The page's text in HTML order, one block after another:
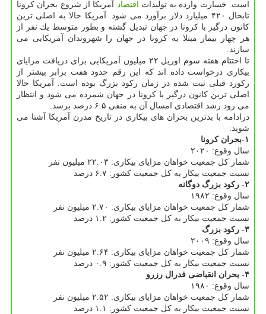
است. خسارت وارده به تولیدات
اقتصاد آمریكا از شروع بحران كرونا
تابحال ۴۲۰ میلیارد دلار برآورد می شود. آمریكا حالا به اصلی ترین
كانون درگیر با كرونا در جهان تبدیل گشته و بطور متوسط یك نفر از
هر چهار بیمار مبتلا به كرونا در جهان را شهروندان آمریكایی می
سازند.
تا اختتام هفته سوم اوریل ۲۲ میلیون آمریكایی برای دریافت مزایای
بیكاری درخواست داده اند كه این رقم حدود هفت برابر بیشتر از
ركورد قبلی ثبت شده در زمان ركود بزرگ بوده است. آمریكا حالا
اصلی ترین كانون درگیر با كرونا در جهان شمرده می شود و انتظار
می رود رشد اقتصادی امسال آن به منفی ۶.۵ درصد برسد.
درادامه با بدترین بحران های بیكاری در تاریخ مدرن آمریكا آشنا می
شوید:
۱-بحران كرونا
سال وقوع: ۲۰۲۰
شمار كل جمعیت خواهان مزایای بیكاری: ۲۲.۰۳ میلیون نفر
نسبت جمعیت بیكار به كل جمعیت كشور: ۶.۷ درصد
۲- ركود بزرگ دوگانه
سال وقوع: ۱۹۸۲
شمار كل جمعیت خواهان مزایای بیكاری: ۲.۷۰ میلیون نفر
نسبت جمعیت بیكار به كل جمعیت كشور: ۱.۲ درصد
۳- ركود بزرگ
سال وقوع: ۲۰۰۹
شمار كل جمعیت خواهان مزایای بیكاری: ۲.۶۴ میلیون نفر
نسبت جمعیت بیكار به كل جمعیت كشور: ۰.۹ درصد
۴- بحران انقباضی فدرال رزرو
سال وقوع: ۱۹۸۰
شمار كل جمعیت خواهان مزایای بیكاری: ۲.۵۲ میلیون نفر
نسبت جمعیت بیكار به كل جمعیت كشور: ۱.۱ درصد